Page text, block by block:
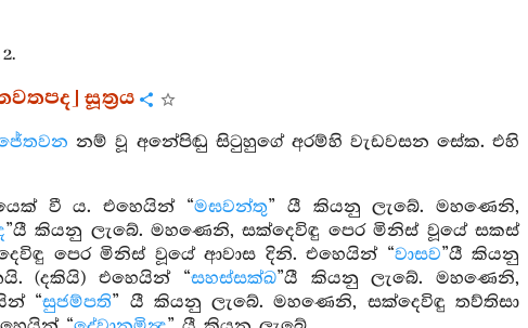
සූත්‍රය
නම් වූ අනේපිඬු සිටුහුගේ අරම්හි වැඩවසන සේක. එහි
වී ය. එහෙයින් “මඝවන්තු” යී කියනු ලැබේ. මහණෙනි,
”යී කියනු ලැබේ. මහණෙනි, සක්දෙවිඳු පෙර මිනිස් වූයේ සකස්
පෙර මිනිස් වූයේ ආවාස දිනි. එහෙයින් “වාසව”යී කියනු
(දකියි) එහෙයින් “සහස්සක්ඛ”යී කියනු ලැබේ. මහණෙනි,
“සුජම්පති” යී කියනු ලැබේ. මහණෙනි, සක්දෙවිඳු තව්තිසා